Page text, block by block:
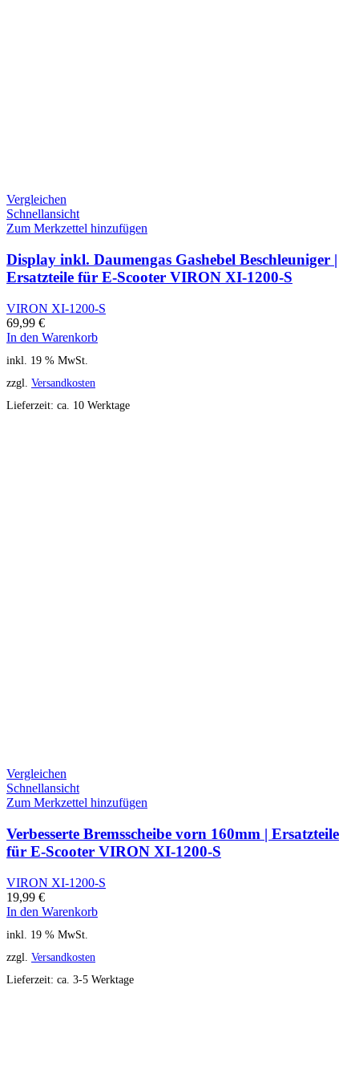
Vergleichen
Schnellansicht
Zum Merkzettel hinzufügen
Display inkl. Daumengas Gashebel Beschleuniger |
Ersatzteile für E-Scooter VIRON XI-1200-S
VIRON XI-1200-S
69,99 €
In den Warenkorb
inkl. 19 % MwSt.
zzgl. Versandkosten
Lieferzeit: ca. 10 Werktage
Vergleichen
Schnellansicht
Zum Merkzettel hinzufügen
Verbesserte Bremsscheibe vorn 160mm | Ersatzteile
für E-Scooter VIRON XI-1200-S
VIRON XI-1200-S
19,99 €
In den Warenkorb
inkl. 19 % MwSt.
zzgl. Versandkosten
Lieferzeit: ca. 3-5 Werktage